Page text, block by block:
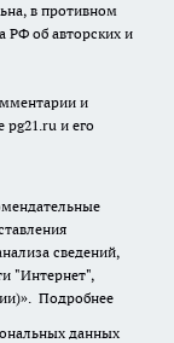
в противном
РФ об авторских и
и
и его
сведений,
"Интернет",
Подробнее
данных